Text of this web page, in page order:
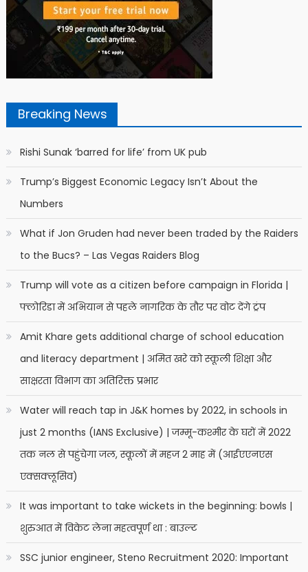
Breaking News
Rishi Sunak ‘barred for life’ from UK pub
Trump’s Biggest Economic Legacy Isn’t About the
Numbers
What if Jon Gruden had never been traded by the Raiders
to the Bucs? – Las Vegas Raiders Blog
Trump will vote as a citizen before campaign in Florida |
फ्लोरिडा में अभियान से पहले नागरिक के तौर पर वोट देंगे ट्रंप
Amit Khare gets additional charge of school education
and literacy department | अमित खरे को स्कूली शिक्षा और
साक्षरता विभाग का अतिरिक्त प्रभार
Water will reach tap in J&K homes by 2022, in schools in
just 2 months (IANS Exclusive) | जम्मू-कश्मीर के घरों में 2022
तक नल से पहुंचेगा जल, स्कूलों में महज 2 माह में (आईएएनएस
एक्सक्लूसिव)
It was important to take wickets in the beginning: bowls |
शुरुआत में विकेट लेना महत्वपूर्ण था : बाउल्ट
SSC junior engineer, Steno Recruitment 2020: Important